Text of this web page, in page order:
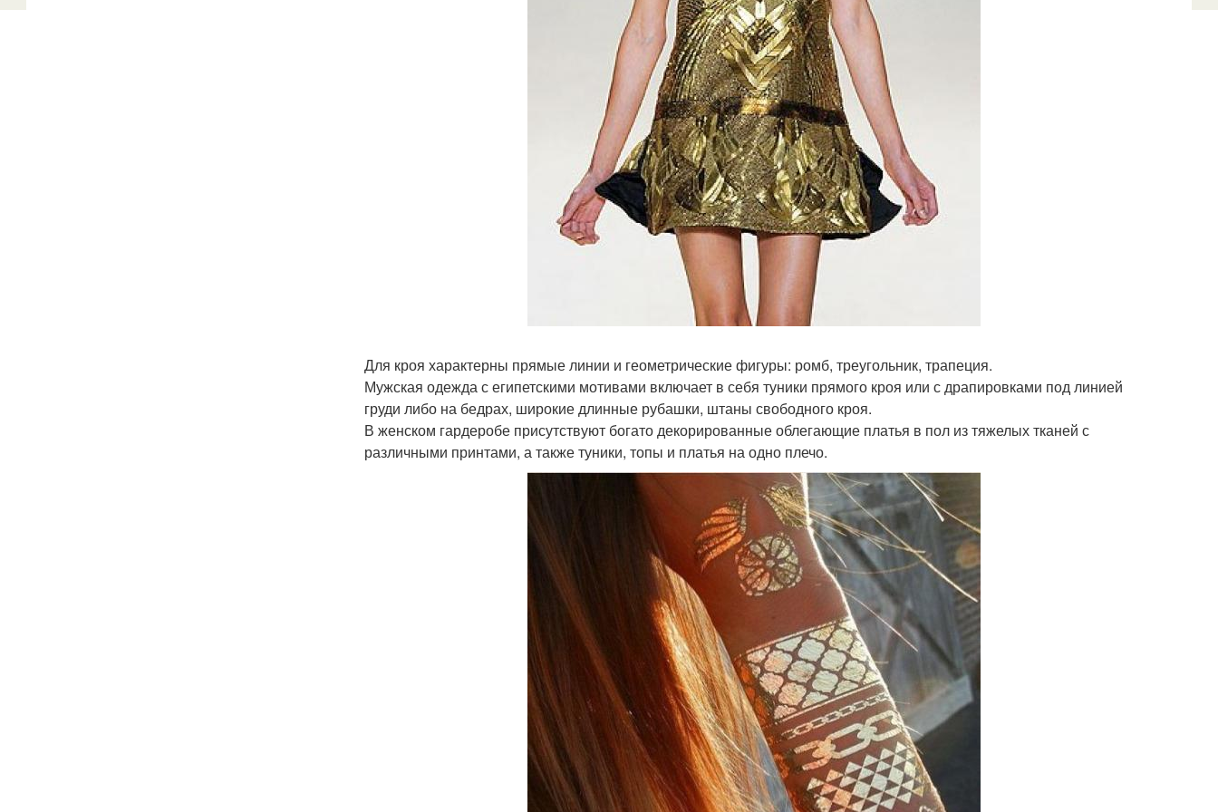
Для кроя характерны прямые линии и геометрические фигуры: ромб, треугольник, трапеция.
Мужская одежда с египетскими мотивами включает в себя туники прямого кроя или с драпировками под линией
груди либо на бедрах, широкие длинные рубашки, штаны свободного кроя.
В женском гардеробе присутствуют богато декорированные облегающие платья в пол из тяжелых тканей с
различными принтами, а также туники, топы и платья на одно плечо.